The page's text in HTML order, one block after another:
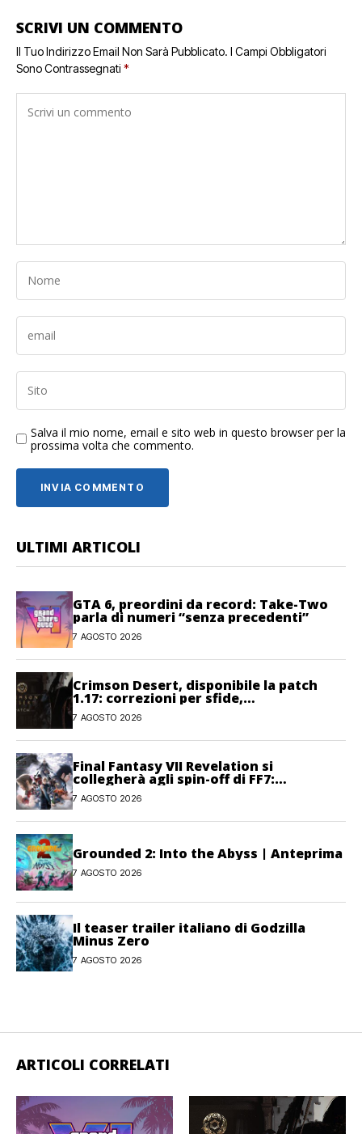
SCRIVI UN COMMENTO
Il Tuo Indirizzo Email Non Sarà Pubblicato. I Campi Obbligatori
Sono Contrassegnati *
Salva il mio nome, email e sito web in questo browser per la
prossima volta che commento.
ULTIMI ARTICOLI
GTA 6, preordini da record: Take-Two
parla di numeri “senza precedenti”
7 AGOSTO 2026
Crimson Desert, disponibile la patch
1.17: correzioni per sfide,
combattimento e interfaccia
7 AGOSTO 2026
Final Fantasy VII Revelation si
collegherà agli spin-off di FF7:
Hamaguchi non si pone limiti
7 AGOSTO 2026
Grounded 2: Into the Abyss | Anteprima
7 AGOSTO 2026
Il teaser trailer italiano di Godzilla
Minus Zero
7 AGOSTO 2026
ARTICOLI CORRELATI